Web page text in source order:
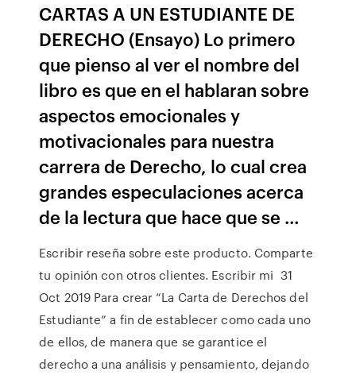
CARTAS A UN ESTUDIANTE DE
DERECHO (Ensayo) Lo primero
que pienso al ver el nombre del
libro es que en el hablaran sobre
aspectos emocionales y
motivacionales para nuestra
carrera de Derecho, lo cual crea
grandes especulaciones acerca
de la lectura que hace que se …
Escribir reseña sobre este producto. Comparte
tu opinión con otros clientes. Escribir mi 31
Oct 2019 Para crear “La Carta de Derechos del
Estudiante” a fin de establecer como cada uno
de ellos, de manera que se garantice el
derecho a una análisis y pensamiento, dejando